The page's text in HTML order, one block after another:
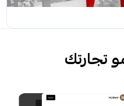
تجارتك